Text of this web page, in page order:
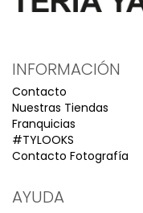
INFORMACIÓN
Contacto
Nuestras Tiendas
Franquicias
#TYLOOKS
Contacto Fotografía
AYUDA